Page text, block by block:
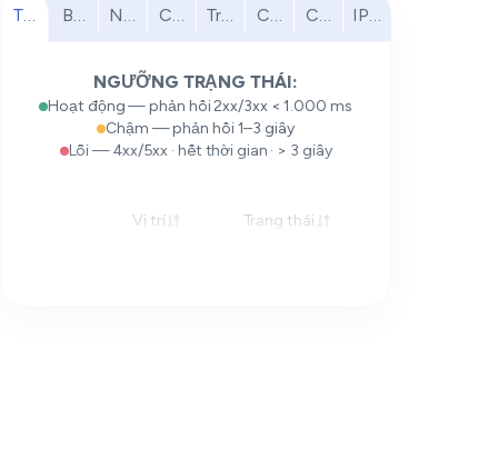
Tất cả Bắc MỹNam MỹChâu ÂuTrung ĐôngChâu PhiChâu Á - Thái Bình
IPv6
NGƯỠNG TRẠNG THÁI:
Hoạt động — phản hồi 2xx/3xx < 1.000 ms
Chậm — phản hồi 1–3 giây
Lỗi — 4xx/5xx · hết thời gian · > 3 giây
Vị trí Trạng thái